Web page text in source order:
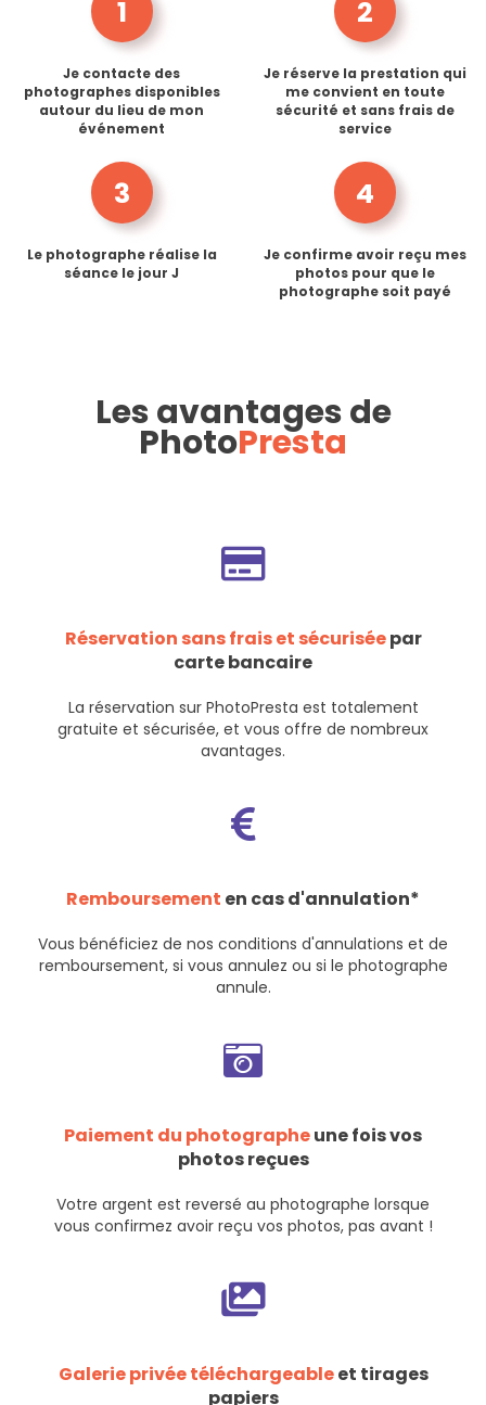
1
Je contacte des
photographes disponibles
autour du lieu de mon
événement
2
Je réserve la prestation qui
me convient en toute
sécurité et sans frais de
service
3
Le photographe réalise la
séance le jour J
4
Je confirme avoir reçu mes
photos pour que le
photographe soit payé
Les avantages de
PhotoPresta
Réservation sans frais et sécuriséepar
carte bancaire
La réservation sur PhotoPresta est totalement
gratuite et sécurisée, et vous offre de nombreux
avantages.
Remboursement en cas d'annulation*
Vous bénéficiez de nos conditions d'annulations et de
remboursement, si vous annulez ou si le photographe
annule.
Paiement du photographeune fois vos
photos reçues
Votre argent est reversé au photographe lorsque
vous confirmez avoir reçu vos photos, pas avant !
Galerie privée téléchargeableet tirages
papiers